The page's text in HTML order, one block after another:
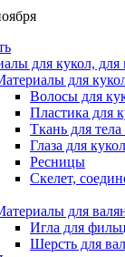
для кукол, для
для
Волосы для
Пластика для
Ткань для тела
Глаза для кукол
Ресницы
Скелет,
для
Игла для
Шерсть для